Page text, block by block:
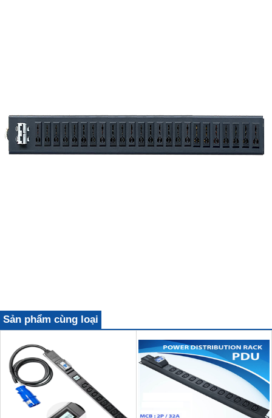
Sản phẩm cùng loại